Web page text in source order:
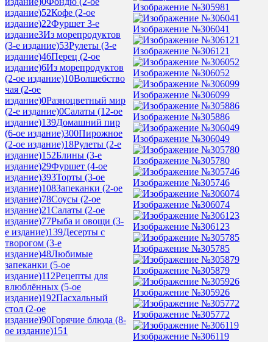
издание)52Кофе (2-ое
издание)22Фуршет 3-е
издание3Из морепродуктов
(3-е издание)53Рулеты (3-е
издание)46Перец (2-ое
издание)6Из морепродуктов
(2-ое издание)10Волшебство
чая (2-ое
издание)0Разноцветный мир
(2-е издание)0Салаты (12-ое
издание)139Домашний пир
(6-ое издание)300Пирожное
(2-ое издание)18Рулеты (2-е
издание)152Блины (3-е
издание)29Фуршет (4-ое
издание)393Торты (3-ое
издание)108Запеканки (2-ое
издание)78Соусы (2-ое
издание)21Салаты (2-ое
издание)77Рыба и овощи (3-
е издание)139Десерты с
творогом (3-е
издание)48Любимые
запеканки (5-ое
издание)112Рецепты для
влюблённых (5-ое
издание)192Пасхальный
стол (2-ое
издание)90Горячие блюда (8-
ое издание)151
Изображение №305981
Изображение №306041
Изображение №306121
Изображение №306052
Изображение №306099
Изображение №305886
Изображение №306049
Изображение №305780
Изображение №305746
Изображение №306074
Изображение №306123
Изображение №305785
Изображение №305879
Изображение №305926
Изображение №305772
Изображение №306119